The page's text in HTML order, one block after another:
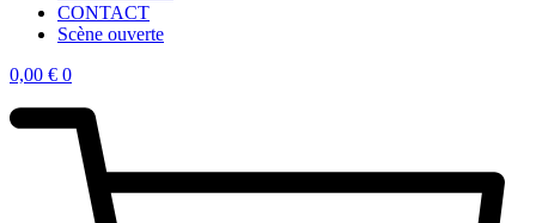
CONTACT
Scène ouverte
0,00 € 0